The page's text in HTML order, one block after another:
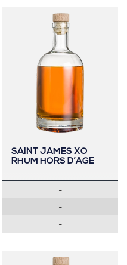
SAINT JAMES XO
RHUM HORS D’AGE
-
-
-